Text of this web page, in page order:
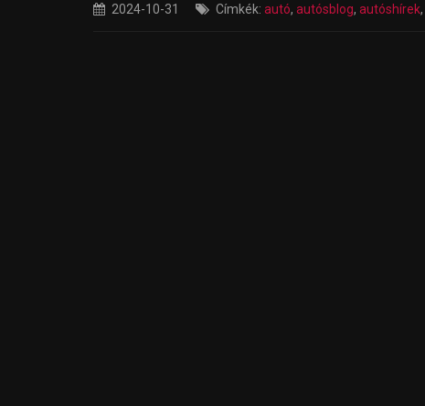
2024-10-31 Címkék: autó, autósblog, autóshírek,